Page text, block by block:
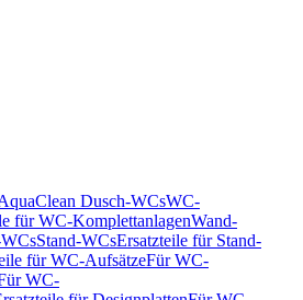
Dusch-WCsWC-
für WC-KomplettanlagenWand-
Stand-WCsErsatzteile für Stand-
für WC-AufsätzeFür WC-
WC-